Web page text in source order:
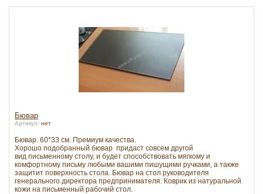
Бювар
Артикул: нет
Бювар. 60*33 см. Премиум качества.
Хорошо подобранный бювар придаст совсем другой
вид письменному столу, и будет способствовать мягкому и
комфортному письму любыми вашими пишущими ручками, а также
защитит поверхность стола. Бювар на стол руководителя
генерального директора предпринимателя. Коврик из натуральной
кожи на письменный рабочий стол.